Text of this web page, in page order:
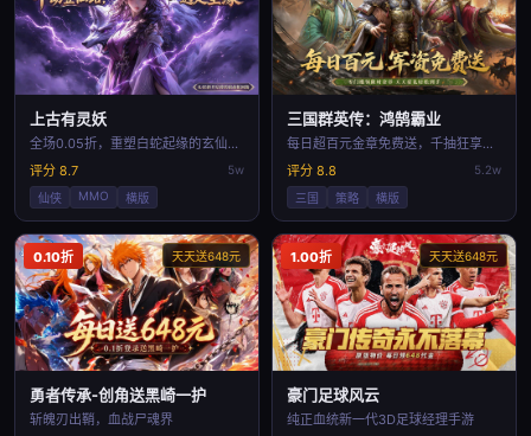
上古有灵妖
全场0.05折，重塑白蛇起缘的玄仙之途
评分 8.7
5w
仙侠
MMO 横版
三国群英传：鸿鹄霸业
每日超百元金章免费送，千抽狂享全图鉴
评分 8.8
5.2w
三国
策略 横版
0.10折 天天送648元
勇者传承-创角送黑崎一护
斩魄刃出鞘，血战尸魂界
1.00折 天天送648元
豪门足球风云
纯正血统新一代3D足球经理手游